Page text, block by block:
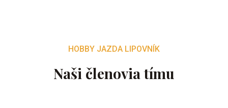
HOBBY JAZDA LIPOVNÍK
Naši členovia tímu